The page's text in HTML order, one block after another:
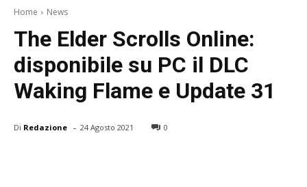
Home News
The Elder Scrolls Online:
disponibile su PC il DLC
Waking Flame e Update 31
Di Redazione - 24 Agosto 2021 0